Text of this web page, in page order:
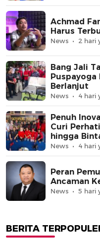
Achmad
Harus
News 2 hari
Bang Jali
Puspayoga
Berlanjut
News 4 hari
Penuh
Curi
hingga
News 4 hari
Peran
Ancaman
News 5 hari
BERITA